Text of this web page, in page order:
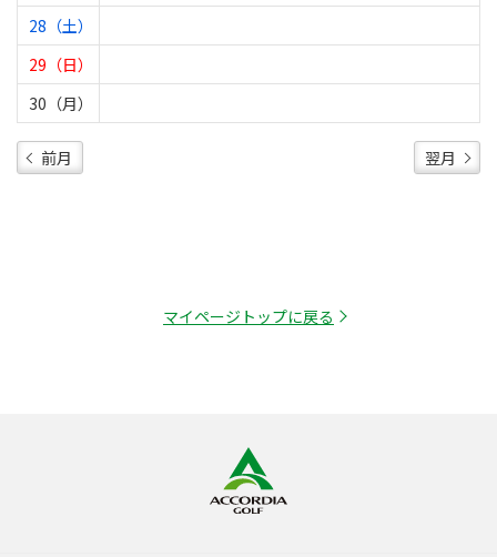
28（土）
29（日）
30（月）
前月 翌月
マイページトップに戻る